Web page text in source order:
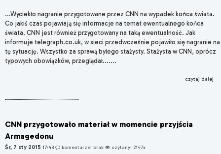
...Wyciekło nagranie przygotowane przez CNN na wypadek końca świata.
Co jakiś czas pojawiają się informacje na temat ewentualnego końca
świata. CNN jest również przygotowany na taką ewentualność. Jak
informuje telegraph.co.uk, w sieci przedwcześnie pojawiło się nagranie na
tę sytuację. Wszystko za sprawą byłego stażysty. Stażysta w CNN, oprócz
typowych obowiązków, przeglądał.......
czytaj dalej
CNN przygotowało materiał w momencie przyjścia
Armagedonu
Śr, 7 sty 2015 17:43 komentarze: brak czytany: 2147x